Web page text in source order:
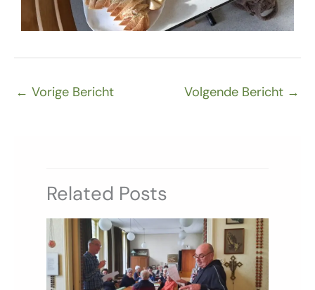
← Vorige Bericht Volgende Bericht →
Related Posts